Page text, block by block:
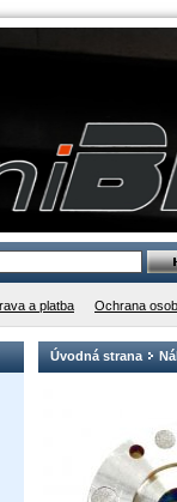
a platba Ochrana
Úvodná strana